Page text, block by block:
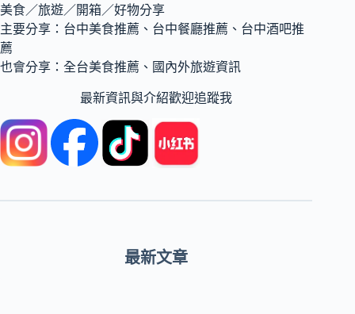
與
打
豬
肉
飯
～
美食／旅遊／開箱／好物分享
主要分享：台中美食推薦、台中餐廳推薦、台中酒吧推
薦
也會分享：全台美食推薦、國內外旅遊資訊
最新資訊與介紹歡迎追蹤我
最新文章